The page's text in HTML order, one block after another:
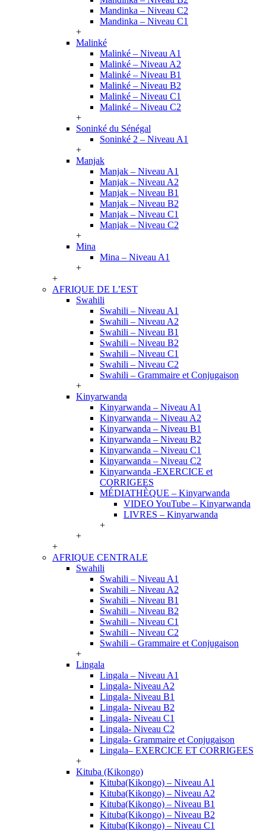
Mandinka – Niveau C2
Mandinka – Niveau C1
+
Malinké
Malinké – Niveau A1
Malinké – Niveau A2
Malinké – Niveau B1
Malinké – Niveau B2
Malinké – Niveau C1
Malinké – Niveau C2
+
Soninké du Sénégal
Soninké 2 – Niveau A1
+
Manjak
Manjak – Niveau A1
Manjak – Niveau A2
Manjak – Niveau B1
Manjak – Niveau B2
Manjak – Niveau C1
Manjak – Niveau C2
+
Mina
Mina – Niveau A1
+
+
AFRIQUE DE L’EST
Swahili
Swahili – Niveau A1
Swahili – Niveau A2
Swahili – Niveau B1
Swahili – Niveau B2
Swahili – Niveau C1
Swahili – Niveau C2
Swahili – Grammaire et Conjugaison
+
Kinyarwanda
Kinyarwanda – Niveau A1
Kinyarwanda – Niveau A2
Kinyarwanda – Niveau B1
Kinyarwanda – Niveau B2
Kinyarwanda – Niveau C1
Kinyarwanda – Niveau C2
Kinyarwanda -EXERCICE et
CORRIGEES
MÉDIATHÈQUE – Kinyarwanda
VIDEO YouTube – Kinyarwanda
LIVRES – Kinyarwanda
+
+
+
AFRIQUE CENTRALE
Swahili
Swahili – Niveau A1
Swahili – Niveau A2
Swahili – Niveau B1
Swahili – Niveau B2
Swahili – Niveau C1
Swahili – Niveau C2
Swahili – Grammaire et Conjugaison
+
Lingala
Lingala – Niveau A1
Lingala- Niveau A2
Lingala- Niveau B1
Lingala- Niveau B2
Lingala- Niveau C1
Lingala- Niveau C2
Lingala- Grammaire et Conjugaison
Lingala– EXERCICE ET CORRIGEES
+
Kituba (Kikongo)
Kituba(Kikongo) – Niveau A1
Kituba(Kikongo) – Niveau A2
Kituba(Kikongo) – Niveau B1
Kituba(Kikongo) – Niveau B2
Kituba(Kikongo) – Niveau C1